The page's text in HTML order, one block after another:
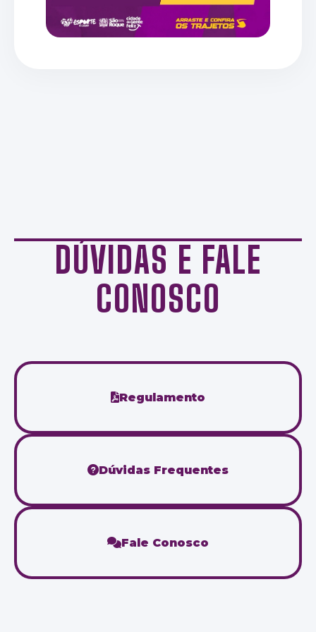
DÚVIDAS E FALE
CONOSCO
Regulamento
Dúvidas Frequentes
Fale Conosco